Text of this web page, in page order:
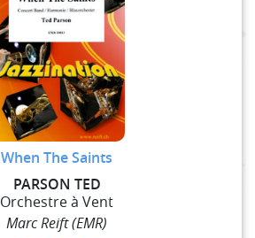
When The Saints
PARSON TED
Orchestre à Vent
Marc Reift (EMR)